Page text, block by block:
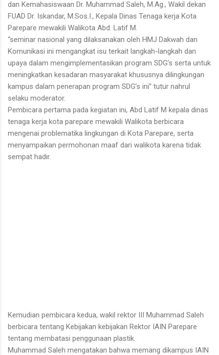
dan Kemahasiswaan Dr. Muhammad Saleh, M.Ag., Wakil dekan
FUAD Dr. Iskandar, M.Sos.I., Kepala Dinas Tenaga kerja Kota
Parepare mewakili Walikota Abd. Latif M.
“seminar nasional yang dilaksanakan oleh HMJ Dakwah dan
Komunikasi ini mengangkat isu terkait langkah-langkah dan
upaya dalam mengimplementasikan program SDG’s serta untuk
meningkatkan kesadaran masyarakat khususnya dilingkungan
kampus dalam penerapan program SDG’s ini” tutur nahrul
selaku moderator.
Pembicara pertama pada kegiatan ini, Abd Latif M kepala dinas
tenaga kerja kota parepare mewakili Walikota berbicara
mengenai problematika lingkungan di Kota Parepare, serta
menyampaikan permohonan maaf dari walikota karena tidak
sempat hadir.
Kemudian pembicara kedua, wakil rektor III Muhammad Saleh
berbicara tentang Kebijakan kebijakan Rektor IAIN Parepare
tentang membatasi penggunaan plastik.
Muhammad Saleh mengatakan bahwa memang dikampus IAIN